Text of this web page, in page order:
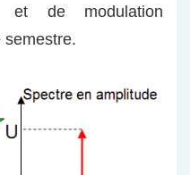
et de modulation
semestre.